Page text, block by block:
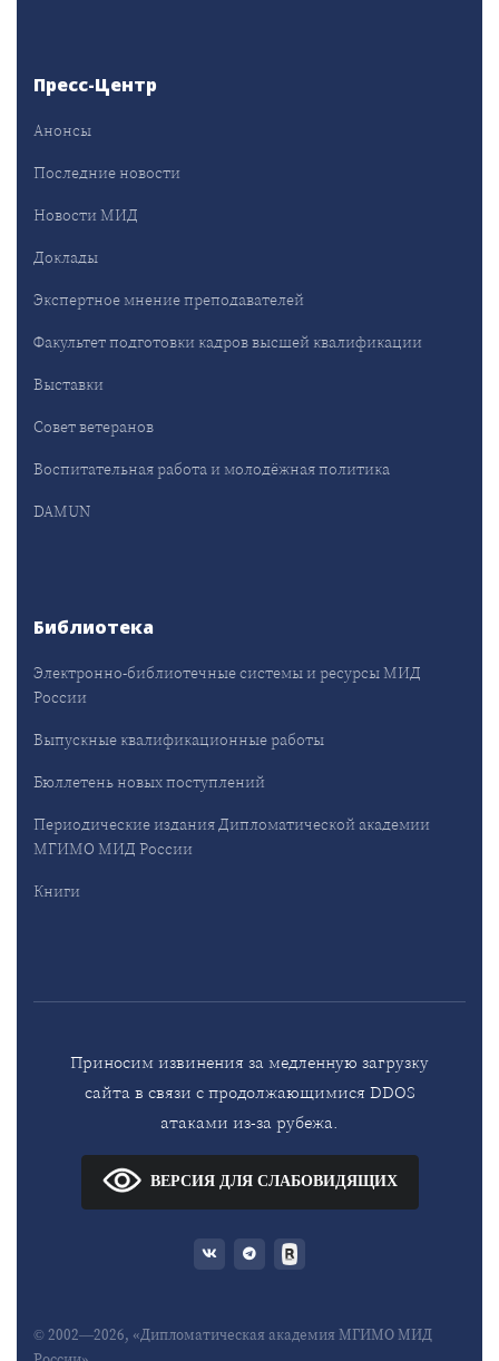
Пресс-Центр
Анонсы
Последние новости
Новости МИД
Доклады
Экспертное мнение преподавателей
Факультет подготовки кадров высшей квалификации
Выставки
Совет ветеранов
Воспитательная работа и молодёжная политика
DAMUN
Библиотека
Электронно-библиотечные системы и ресурсы МИД
России
Выпускные квалификационные работы
Бюллетень новых поступлений
Периодические издания Дипломатической академии
МГИМО МИД России
Книги
Приносим извинения за медленную загрузку
сайта в связи с продолжающимися DDOS
атаками из-за рубежа.
ВЕРСИЯ ДЛЯ СЛАБОВИДЯЩИХ
© 2002—2026, «Дипломатическая академия МГИМО МИД